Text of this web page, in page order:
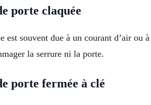
porte claquée
est souvent due à un courant d’air ou
la serrure ni la porte.
porte fermée à clé